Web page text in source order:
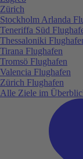
Zürich
Stockholm Arlanda
Teneriffa Süd
Thessaloniki
Tirana Flughafen
Tromsö Flughafen
Valencia Flughafen
Zürich Flughafen
Alle Ziele im